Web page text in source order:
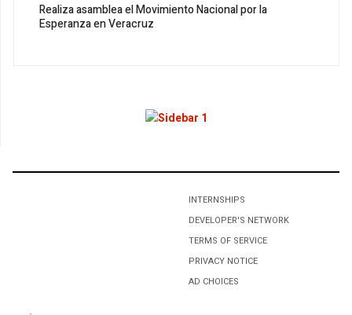
Realiza asamblea el Movimiento Nacional por la
Esperanza en Veracruz
INTERNSHIPS
DEVELOPER'S NETWORK
TERMS OF SERVICE
PRIVACY NOTICE
AD CHOICES